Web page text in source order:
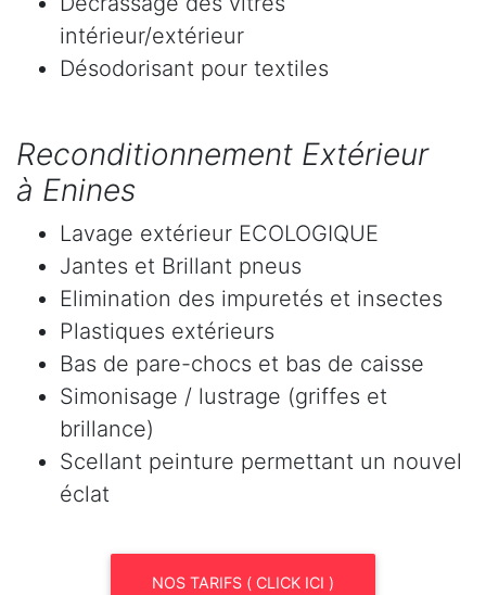
intérieur/extérieur
Désodorisant pour textiles
Reconditionnement Extérieur
à Enines
Lavage extérieur ECOLOGIQUE
Jantes et Brillant pneus
Elimination des impuretés et insectes
Plastiques extérieurs
Bas de pare-chocs et bas de caisse
Simonisage / lustrage (griffes et
brillance)
Scellant peinture permettant un nouvel
éclat
NOS TARIFS ( CLICK ICI )